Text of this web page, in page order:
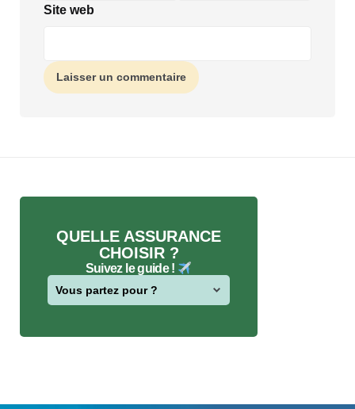
Site web
QUELLE ASSURANCE
CHOISIR ?
Suivez le guide !